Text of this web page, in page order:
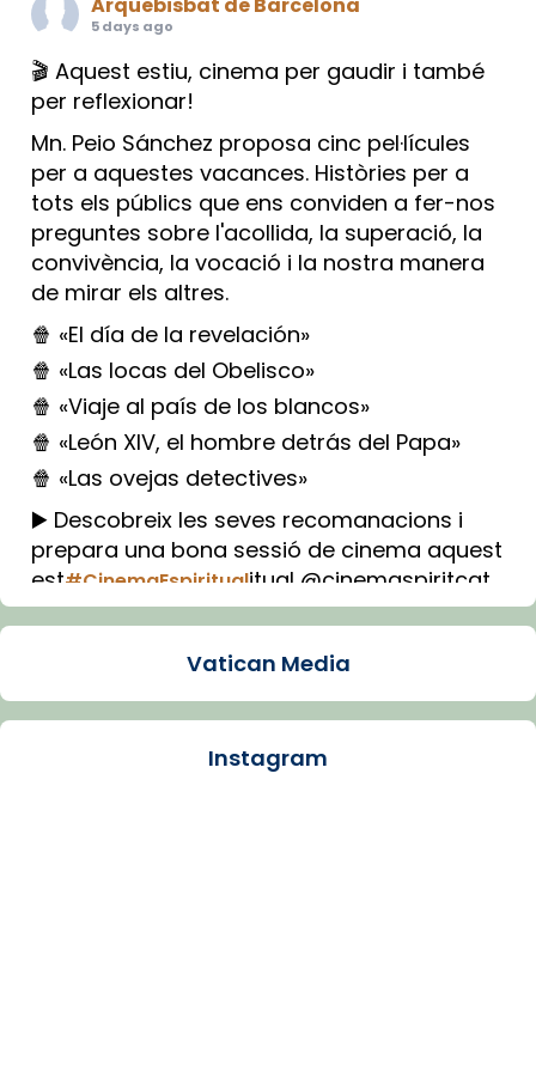
5 days ago
🎬 Aquest estiu, cinema per gaudir i també
per reflexionar!
Mn. Peio Sánchez proposa cinc pel·lícules
per a aquestes vacances. Històries per a
tots els públics que ens conviden a fer-nos
preguntes sobre l'acollida, la superació, la
convivència, la vocació i la nostra manera
de mirar els altres.
🍿 «El día de la revelación»
🍿 «Las locas del Obelisco»
🍿 «Viaje al país de los blancos»
🍿 «León XIV, el hombre detrás del Papa»
🍿 «Las ovejas detectives»
▶️ Descobreix les seves recomanacions i
prepara una bona sessió de cinema aquest
est#CinemaEspiritualitual @cinemaspiritcat
Imatge: Generada amb IA (OpenAI)
Arquebisbat de Barcelona
Vatican Media
Instagram